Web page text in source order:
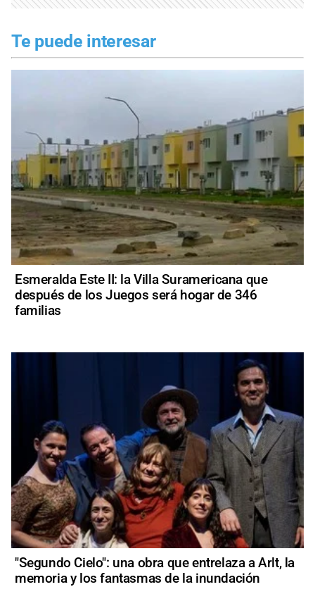
Te puede interesar
Esmeralda Este II: la Villa Suramericana que
después de los Juegos será hogar de 346
familias
"Segundo Cielo": una obra que entrelaza a Arlt, la
memoria y los fantasmas de la inundación